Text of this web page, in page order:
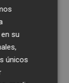
de Clarisas,
Dama?
su
únicos